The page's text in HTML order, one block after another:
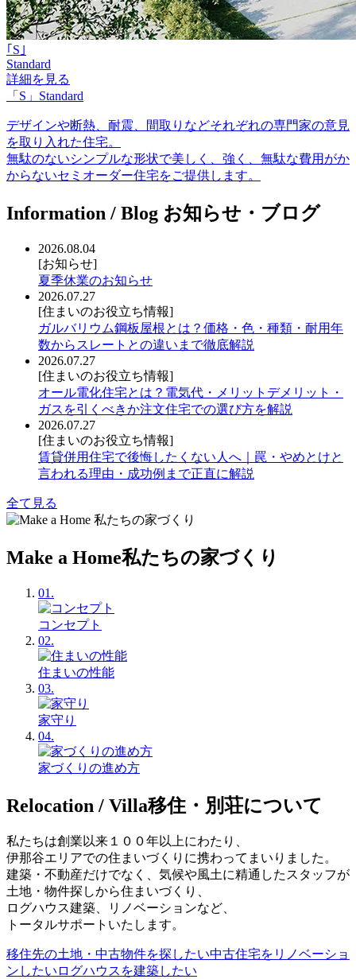
｢S｣
Standard
詳細を見る
「S」Standard
デザインや断熱、耐震、間取りなどそれぞれの専門家の意見
を取り入れた住宅。
無駄のないシンプルな形状で美しく、強く、無駄な費用がか
からないセミオーダー住宅をご提供します。
Information / Blog お知らせ・ブログ
2026.08.04
[お知らせ]
夏季休業のお知らせ
2026.07.27
[住まいのお役立ち情報]
ガルバリウム鋼板屋根とは？価格・色・種類・耐用年
数からスレートとの違いまで徹底解説
2026.07.27
[住まいのお役立ち情報]
オール電化住宅とは？電気代・メリットデメリット・
ガスを引くべきか注文住宅での選び方を解説
2026.07.27
[住まいのお役立ち情報]
賃貸併用住宅で後悔したくない人へ｜罠・やめとけと
言われる理由・成功例まで正直に解説
全て見る
Make a Home私たちの家づくり
01.
コンセプト
02.
住まいの性能
03.
家守り
04.
家づくりの進め方
Relocation / Villa移住・別荘について
私たちは創業以来１００年以上にわたり、
伊那谷エリアでの住まいづくりに携わってまいりました。
建築・不動産だけでなく、気候や風土に精通したスタッフが
土地・物件探しから住まいづくり、
ログハウス建築、リノベーションなど、
トータルサポートいたします。
移住先の土地・中古物件を探したい中古住宅をリノベーショ
ンしたい ログハウスを建築したい